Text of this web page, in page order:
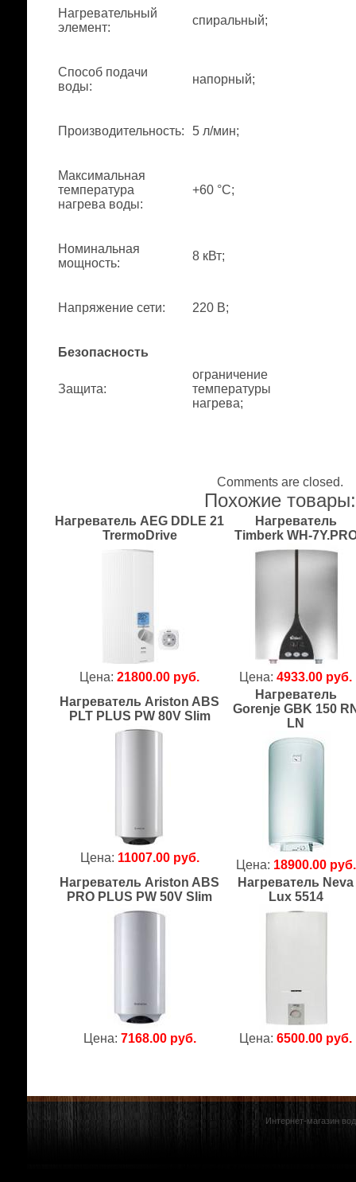
Нагревательный
элемент:
спиральный;
Способ подачи
воды:
напорный;
Производительность: 5 л/мин;
Максимальная
температура
нагрева воды:
+60 °С;
Номинальная
мощность:
8 кВт;
Напряжение сети: 220 В;
Безопасность
Защита:
ограничение
температуры
нагрева;
Comments are closed.
Похожие товары:
Нагреватель AEG DDLE 21
TrermoDrive
Цена:21800.00 руб.
Нагреватель
Timberk WH-
Цена:4933.00 руб.
Нагреватель Ariston ABS
PLT PLUS PW 80V Slim
Цена: 11007.00 руб.
Нагреватель
Gorenje GBK 150
LN
Цена: 18900.00 руб.
Нагреватель Ariston ABS
PRO PLUS PW 50V Slim
Цена: 7168.00 руб.
Нагреватель Neva
Lux 5514
Цена:6500.00 руб.
Интернет-магазин